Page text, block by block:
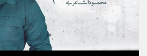
اغاني محمود الشاعري